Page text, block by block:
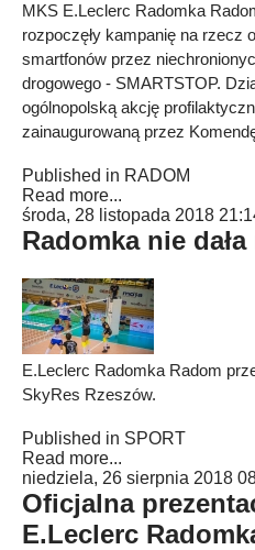
MKS E.Leclerc Radomka
rozpoczęły kampanię na rzecz
smartfonów przez
drogowego - SMARTSTOP.
ogólnopolską akcję
zainaugurowaną przez
Published in RADOM
Read more...
środa, 28 listopada 2018
Radomka nie
E.Leclerc Radomka Radom
SkyRes Rzeszów.
Published in SPORT
Read more...
niedziela, 26 sierpnia 2018
Oficjalna
E.Leclerc